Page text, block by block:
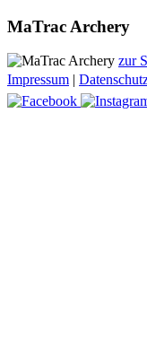
MaTrac Archery
zur
Impressum |